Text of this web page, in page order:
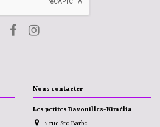
Nous contacter
Les petites Bavouilles-Kimélia
5 rue Ste Barbe